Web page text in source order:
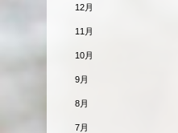
12月
11月
10月
9月
8月
7月